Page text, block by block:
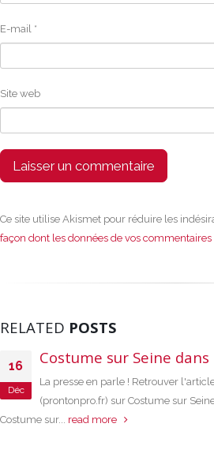
E-mail *
Site web
Ce site utilise Akismet pour réduire les
façon dont les données de vos commentaires
RELATED POSTS
16
Déc
Costume sur Seine dans
La presse en parle ! Retrouver
(prontonpro.fr) sur Costume sur
Costume sur... read more